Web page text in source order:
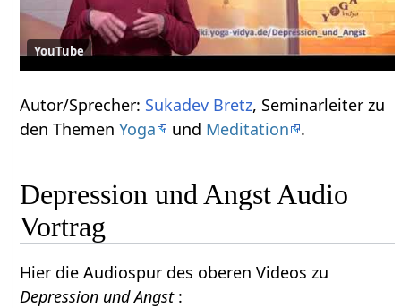
YouTube
Autor/Sprecher: Sukadev Bretz, Seminarleiter zu
den ThemenYoga und Meditation .
Depression und Angst Audio
Vortrag
Hier die Audiospur des oberen Videos zu
Depression und Angst :